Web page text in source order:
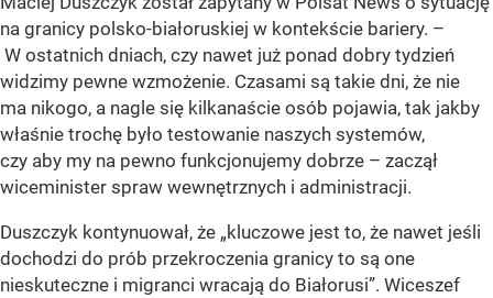
na granicy polsko-białoruskiej w kontekście bariery. –
W ostatnich dniach, czy nawet już ponad dobry tydzień
widzimy pewne wzmożenie. Czasami są takie dni, że nie
ma nikogo, a nagle się kilkanaście osób pojawia, tak jakby
właśnie trochę było testowanie naszych systemów,
czy aby my na pewno funkcjonujemy dobrze – zaczął
wiceminister spraw wewnętrznych i administracji.
Duszczyk kontynuował, że „kluczowe jest to, że nawet jeśli
dochodzi do prób przekroczenia granicy to są one
nieskuteczne i migranci wracają do Białorusi”. Wiceszef